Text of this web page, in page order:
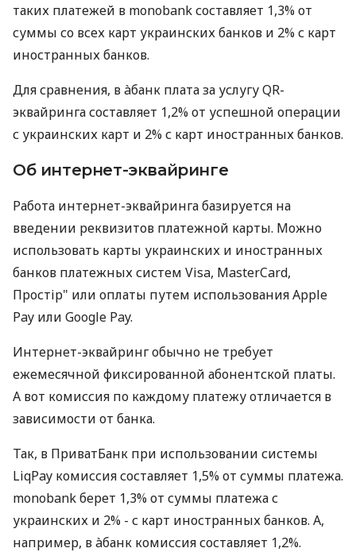
таких платежей в monobank составляет 1,3% от
суммы со всех карт украинских банков и 2% с карт
иностранных банков.
Для сравнения, в àбанк плата за услугу QR-
эквайринга составляет 1,2% от успешной операции
с украинских карт и 2% с карт иностранных банков.
Об интернет-эквайринге
Работа интернет-эквайринга базируется на
введении реквизитов платежной карты. Можно
использовать карты украинских и иностранных
банков платежных систем Visa, MasterCard,
Простір" или оплаты путем использования Apple
Pay или Google Pay.
Интернет-эквайринг обычно не требует
ежемесячной фиксированной абонентской платы.
А вот комиссия по каждому платежу отличается в
зависимости от банка.
Так, в ПриватБанк при использовании системы
LiqPay комиссия составляет 1,5% от суммы платежа.
monobank берет 1,3% от суммы платежа с
украинских и 2% - с карт иностранных банков. А,
например, в àбанк комиссия составляет 1,2%.